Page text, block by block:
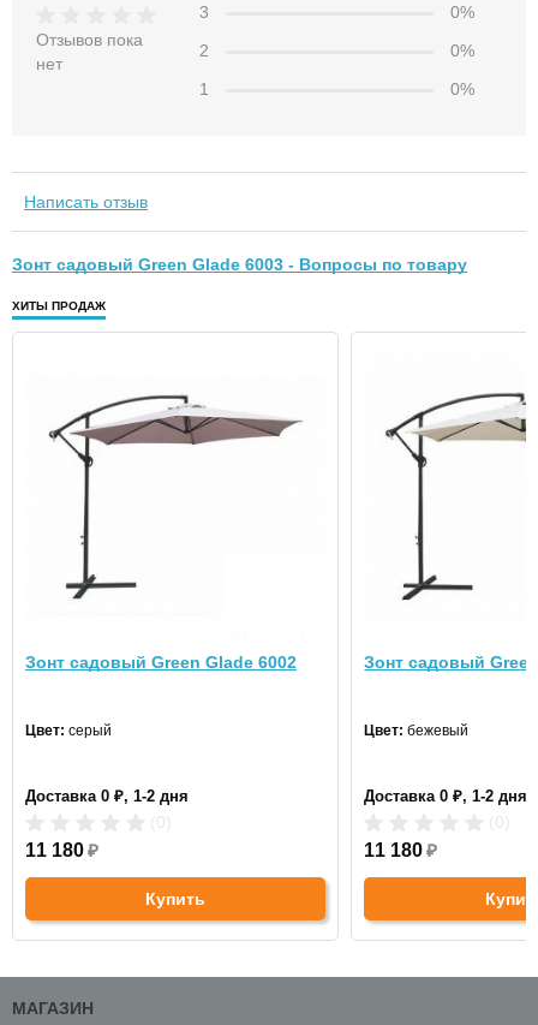
Отзывов пока
нет
3
0%
2
0%
1
0%
Написать отзыв
Зонт садовый Green Glade 6003 - Вопросы по товару
ХИТЫ ПРОДАЖ
Зонт садовый Green Glade 6002
Цвет: серый
Доставка 0 ₽, 1-2 дня
11 180₽
Купить
Зонт садовый
Цвет: бежевый
Доставка 0 ₽, 1-2 дня
11 180 ₽
МАГАЗИН